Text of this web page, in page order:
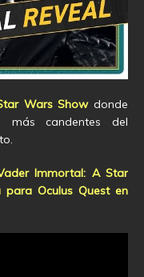
Wars Showdonde
más candentes del
Immortal: A Star
para Oculus Quest en